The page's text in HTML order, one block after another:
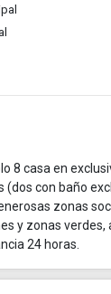
8 casa en
con baño
zonas
y zonas
24 horas.